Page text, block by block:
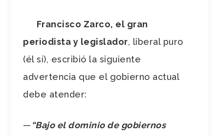
Francisco Zarco, el gran
periodista y legislador, liberal puro
(él sí), escribió la siguiente
advertencia que el gobierno actual
debe atender:
— “Bajo el dominio de gobiernos